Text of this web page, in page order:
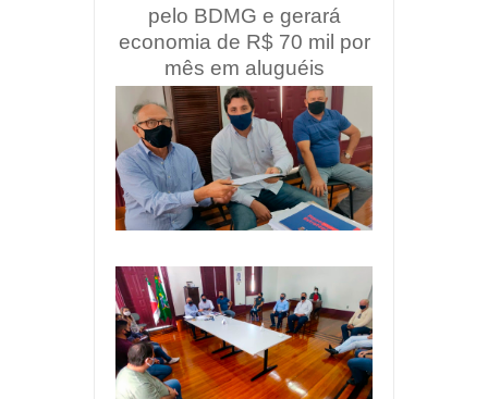
pelo BDMG e gerará
economia de R$ 70 mil por
mês em aluguéis